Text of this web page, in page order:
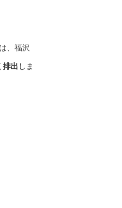
、福沢
排出 しま